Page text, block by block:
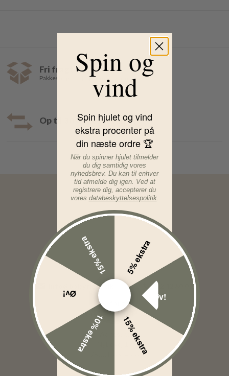
Fri fragt over 499,-
Pakkeshop 35,- | Hjemmelevering fra 39,-
Op til 30 dages returret
info@babyriget.dk 42 42 80 01
Telefontid:
Man-Fre: 09:00-16:00
Spin og
vind
Spin hjulet og vind
ekstra procenter på
din næste ordre 🏆
Når du spinner hjulet tilmelder
du dig samtidig vores
nyhedsbrev. Du kan til enhver
tid afmelde dig igen. Ved at
registrere dig, accepterer du
vores databeskyttelsespolitik.
5% ekstra
Øv!
15% ekstra
10% ekstra
Øv!
15% ekstra